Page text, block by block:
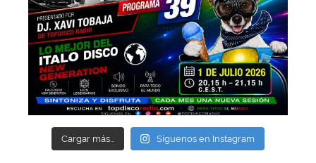
Cargar más... Síguenos en Instagram